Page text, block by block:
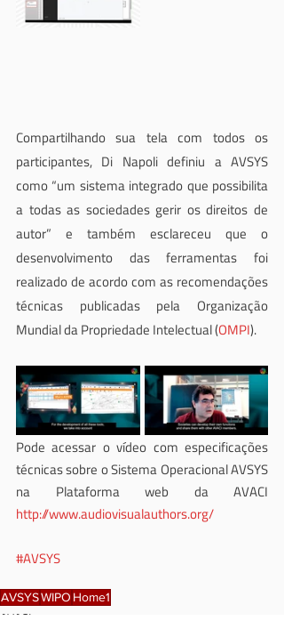
Compartilhando sua tela com todos os
participantes, Di Napoli definiu a AVSYS
como “um sistema integrado que possibilita
a todas as sociedades gerir os direitos de
autor” e também esclareceu que o
desenvolvimento das ferramentas foi
realizado de acordo com as recomendações
técnicas publicadas pela Organização
Mundial da Propriedade Intelectual (OMPI).
Pode acessar o vídeo com especificações
técnicas sobre o Sistema Operacional AVSYS
http://www.audiovisualauthors.org/
#AVSYS
AVSYSWIPO Home1
AVACI